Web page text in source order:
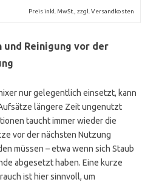
Preis inkl. MwSt., zzgl. Versandkosten
und Reinigung vor der
nur gelegentlich einsetzt, kann
längere Zeit ungenutzt
taucht immer wieder die
vor der nächsten Nutzung
müssen – etwa wenn sich Staub
abgesetzt haben. Eine kurze
ist hier sinnvoll, um